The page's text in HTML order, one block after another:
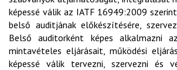
képessé válik az IATF 16949:2009
belső auditjának előkészítésére,
Belső auditorként képes alkalmazni
mintavételes eljárásait, működési
képessé válik tervezni, szervezni és